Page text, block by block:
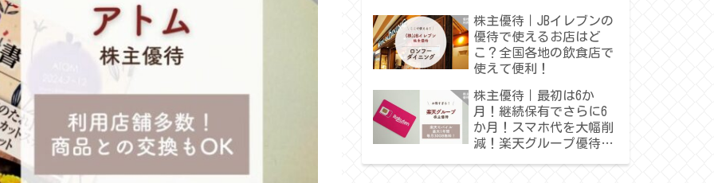
株主優待｜JBイレブンの
優待で使えるお店はど
こ？全国各地の飲食店で
使えて便利！
株主優待｜最初は6か
月！継続保有でさらに6
か月！スマホ代を大幅削
減！楽天グループ優待を